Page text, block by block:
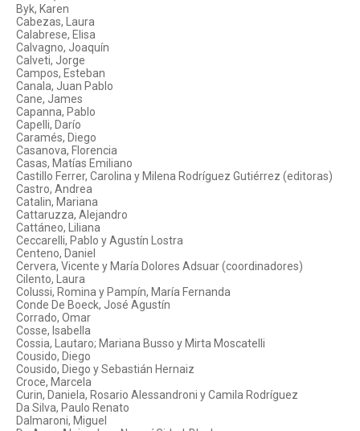
Byk, Karen
Cabezas, Laura
Calabrese, Elisa
Calvagno, Joaquín
Calveti, Jorge
Campos, Esteban
Canala, Juan Pablo
Cane, James
Capanna, Pablo
Capelli, Darío
Caramés, Diego
Casanova, Florencia
Casas, Matías Emiliano
Castillo Ferrer, Carolina y Milena Rodríguez Gutiérrez (editoras)
Castro, Andrea
Catalin, Mariana
Cattaruzza, Alejandro
Cattáneo, Liliana
Ceccarelli, Pablo y Agustín Lostra
Centeno, Daniel
Cervera, Vicente y María Dolores Adsuar (coordinadores)
Cilento, Laura
Colussi, Romina y Pampín, María Fernanda
Conde De Boeck, José Agustín
Corrado, Omar
Cosse, Isabella
Cossia, Lautaro; Mariana Busso y Mirta Moscatelli
Cousido, Diego
Cousido, Diego y Sebastián Hernaiz
Croce, Marcela
Curin, Daniela, Rosario Alessandroni y Camila Rodríguez
Da Silva, Paulo Renato
Dalmaroni, Miguel